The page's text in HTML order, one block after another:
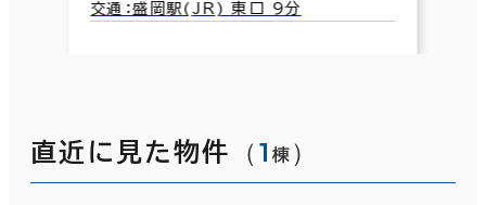
交通：盛岡駅(JR) 東口 9分
直近に見た物件 （1 棟 ）